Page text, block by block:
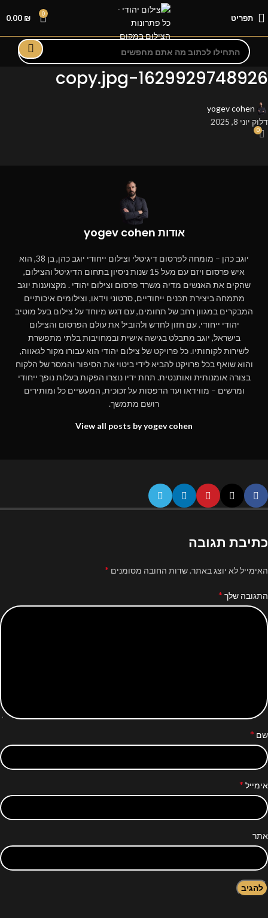
תפריט 0
0.00 ₪
1629929748926-copy.jpg
yogev cohen
דלוק יוני 8, 2025
0
אודות yogev cohen
יוגב כהן – מומחה לפרסום דיגיטלי וצילום ייחודי יוגב כהן, בן 38, הוא
איש פרסום ויזם עם מעל 15 שנות ניסיון בתחום הדיגיטל והצילום,
שהקים את האנשים מדיה משרד פרסום וצילום יהודי . מקצוענות יוגב
מתמחה ביצירת תכנים ייחודיים, סרטוני וידאו, וצילומים איכותיים
המבקרים במגוון רחב של תחומים, עם דגש מיוחד על צילום בעל מוטיב
יהודי ייחודי. עם חזון לחדש ולהוביל את עולם הפרסום והצילום
בישראל, יוגב מתבלט בגישה אישית ובמחויבות בלתי מתפשרת
לשירות לקוחותיו. כל פרויקט של צילום יהודי הוא עבורו מקור לגאווה,
והוא שואף בכל פרויקט להביא לידי ביטוי את הסיפור והמסר של הלקוח
בצורה אומנותית ואותנטית. תחת ידיו נוצרו הפקות בעלות נופך ייחודי
ומרשים – מווידאו ועד הדפסות על זכוכית, המעשיים כל ומותירים
רושם מתמשך.
View all posts by yogev cohen
כתיבת תגובה
האימייל לא יוצג באתר.שדות החובה מסומנים *
התגובה שלך *
שם *
אימייל *
אתר